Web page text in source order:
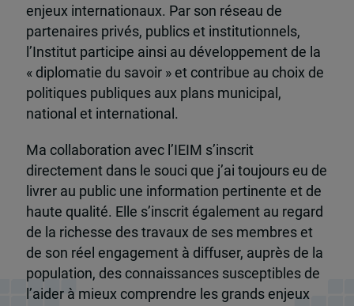
enjeux internationaux. Par son réseau de
partenaires privés, publics et institutionnels,
l’Institut participe ainsi au développement de la
« diplomatie du savoir » et contribue au choix de
politiques publiques aux plans municipal,
national et international.
Ma collaboration avec l’IEIM s’inscrit
directement dans le souci que j’ai toujours eu de
livrer au public une information pertinente et de
haute qualité. Elle s’inscrit également au regard
de la richesse des travaux de ses membres et
de son réel engagement à diffuser, auprès de la
population, des connaissances susceptibles de
l’aider à mieux comprendre les grands enjeux